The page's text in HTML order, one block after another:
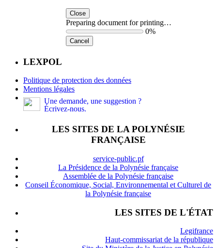
Close
Preparing document for printing…
0%
Cancel
LEXPOL
Politique de protection des données
Mentions légales
Une demande, une suggestion ?
Écrivez-nous.
LES SITES DE LA POLYNÉSIE
FRANÇAISE
service-public.pf
La Présidence de la Polynésie française
Assemblée de la Polynésie française
Conseil Économique, Social, Environnemental et Culturel de
la Polynésie française
LES SITES DE L'ÉTAT
Legifrance
Haut-commissariat de la république